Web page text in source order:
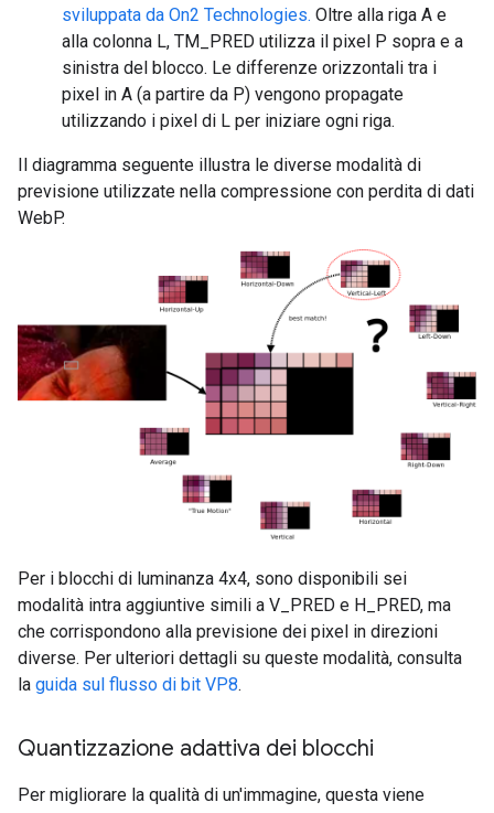
sviluppata da On2 Technologies. Oltre alla riga A e
alla colonna L, TM_PRED utilizza il pixel P sopra e a
sinistra del blocco. Le differenze orizzontali tra i
pixel in A (a partire da P) vengono propagate
utilizzando i pixel di L per iniziare ogni riga.
Il diagramma seguente illustra le diverse modalità di
previsione utilizzate nella compressione con perdita di dati
WebP.
Per i blocchi di luminanza 4x4, sono disponibili sei
modalità intra aggiuntive simili a V_PRED e H_PRED, ma
che corrispondono alla previsione dei pixel in direzioni
diverse. Per ulteriori dettagli su queste modalità, consulta
la guida sul flusso di bit VP8.
Quantizzazione adattiva dei blocchi
Per migliorare la qualità di un'immagine, questa viene